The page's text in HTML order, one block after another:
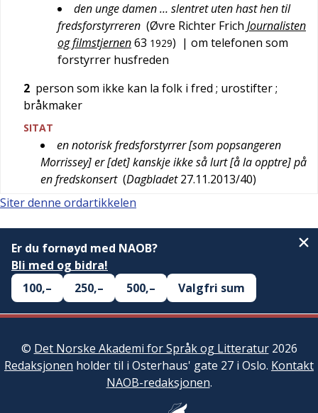
den unge damen … slentret uten hast hen til
fredsforstyrreren (Øvre Richter Frich Journalisten
og filmstjernen63 1929) | om telefonen som
forstyrrer husfreden
2 person som ikke kan la folk i fred ; urostifter;
bråkmaker
SITAT
en notorisk fredsforstyrrer [som popsangeren
Morrissey] er [det] kanskje ikke så lurt [å la opptre] på
en fredskonsert (Dagbladet 27.11.2013/40)
Siter denne ordartikkelen
Er du fornøyd med NAOB?
Bli med og bidra!
100,–
250,– 500,– Valgfri sum
© Det Norske Akademi for Språk og Litteratur2026
Redaksjonen holder til i Osterhaus' gate 27 i Oslo. Kontakt
NAOB-redaksjonen.